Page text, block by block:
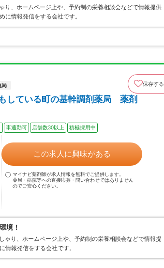
り、ホームページ上や、予約制の栄養相談会などで情報提供
に情報発信をする会社です。
局 保存する
している町の基幹調剤薬局 薬剤
車通勤可 店舗数30以上 積極採用中
この求人に興味がある
マイナビ薬剤師が求人情報を無料でご提供します。
薬局・病院等への直接応募・問い合わせではありません
のでご安心ください。
境！
り、ホームページ上や、予約制の栄養相談会などで情報提
情報発信をする会社です。